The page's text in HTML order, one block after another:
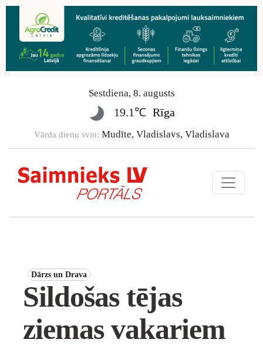
Sestdiena, 8. augusts
19.1℃ Rīga
Vārda dienu svin: Mudīte, Vladislavs, Vladislava
Dārzs un Drava
Sildošas tējas
ziemas vakariem